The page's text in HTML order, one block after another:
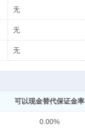
无
无
无
可以现金替代保证金率
0.00%